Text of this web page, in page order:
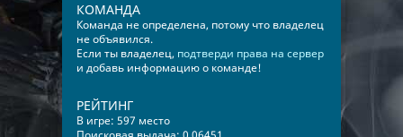
КОМАНДА
Команда не определена, потому что владелец
не объявился.
Если ты владелец, подтверди права на сервер
и добавь информацию о команде!
РЕЙТИНГ
В игре: 597 место